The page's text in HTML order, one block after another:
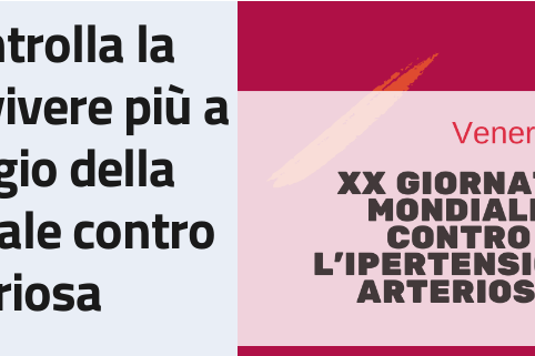
la
più a
della
contro